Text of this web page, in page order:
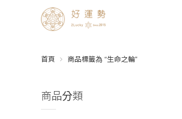
首頁 商品標籤為 “生命之輪”
商品分類